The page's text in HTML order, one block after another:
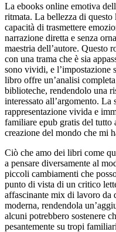
La ebooks online emotiva
ritmata. La bellezza di questo
capacità di trasmettere
narrazione diretta e senza
maestria dell’autore. Questo
con una trama che è sia
sono vividi, e l’impostazione
libro offre un’analisi
biblioteche, rendendolo una
interessato all’argomento. La
rappresentazione vivida e
familiare epub gratis del
creazione del mondo che mi
Ciò che amo dei libri come
a pensare diversamente al
piccoli cambiamenti che
punto di vista di un critico
affascinante mix di lavoro da
moderna, rendendola
alcuni potrebbero sostenere
pesantemente su tropi